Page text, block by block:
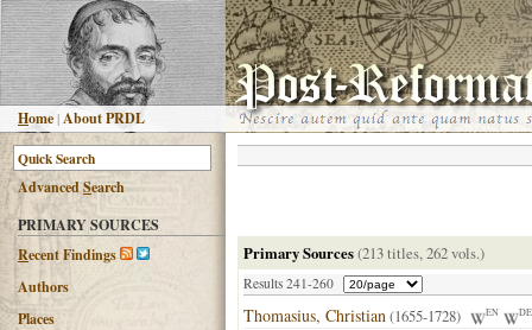
Home |About PRDL
AdvancedSearch
PRIMARY SOURCES
Recent Findings
Authors
Places
Primary Sources(213 titles, 262 vols.)
Results 241-260
Thomasius, Christian(1655-1728) EN DE